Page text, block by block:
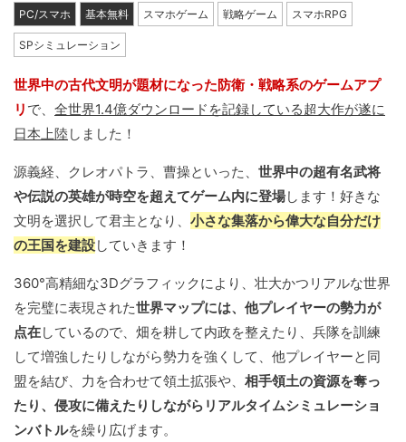
PC/スマホ 基本無料 スマホゲーム 戦略ゲーム スマホRPG
SPシミュレーション
世界中の古代文明が題材になった防衛・戦略系のゲームアプ
リ で、 全世界1.4億ダウンロードを記録している超大作が遂に
日本上陸 しました！
源義経、クレオパトラ、曹操といった、 世界中の超有名武将
や伝説の英雄が時空を超えてゲーム内に登場します！好きな
文明を選択して君主となり、 小さな集落から偉大な自分だけ
の王国を建設していきます！
360°高精細な3Dグラフィックにより、壮大かつリアルな世界
を完璧に表現された世界マップには、他プレイヤーの勢力が
点在しているので、畑を耕して内政を整えたり、兵隊を訓練
して増強したりしながら勢力を強くして、他プレイヤーと同
盟を結び、力を合わせて領土拡張や、 相手領土の資源を奪っ
たり、侵攻に備えたりしながらリアルタイムシミュレーショ
ンバトルを繰り広げます。